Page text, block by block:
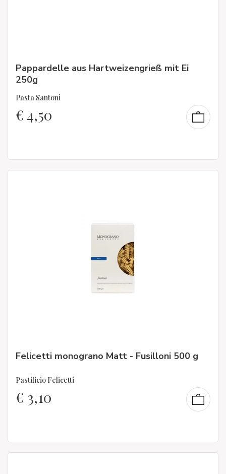
Pappardelle aus Hartweizengrieß mit Ei
250g
Pasta Santoni
€4,50
Felicetti monograno Matt - Fusilloni 500 g
Pastificio Felicetti
€ 3,10